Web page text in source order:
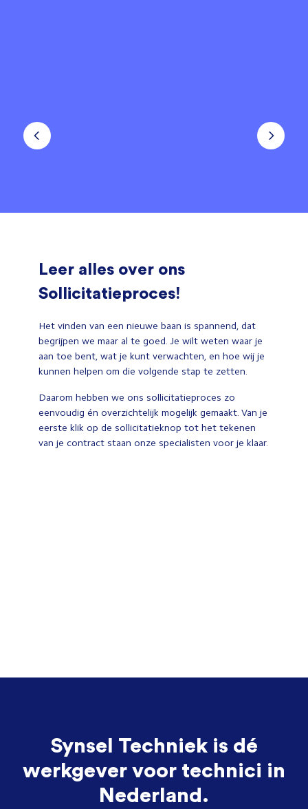
Leer alles over ons
Sollicitatieproces!
Het vinden van een nieuwe baan is spannend, dat
begrijpen we maar al te goed. Je wilt weten waar je
aan toe bent, wat je kunt verwachten, en hoe wij je
kunnen helpen om die volgende stap te zetten.
Daarom hebben we ons sollicitatieproces zo
eenvoudig én overzichtelijk mogelijk gemaakt. Van je
eerste klik op de sollicitatieknop tot het tekenen
van je contract staan onze specialisten voor je klaar.
Synsel Techniek is dé
werkgever voor technici in
Nederland.